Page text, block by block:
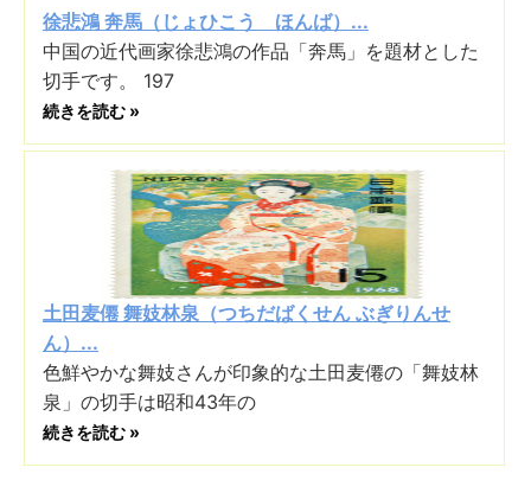
徐悲鴻 奔馬（じょひこう ほんば）...
中国の近代画家徐悲鴻の作品「奔馬」を題材とした
切手です。 197
続きを読む »
土田麦僊 舞妓林泉（つちだばくせん ぶぎりんせ
ん）...
色鮮やかな舞妓さんが印象的な土田麦僊の「舞妓林
泉」の切手は昭和43年の
続きを読む »